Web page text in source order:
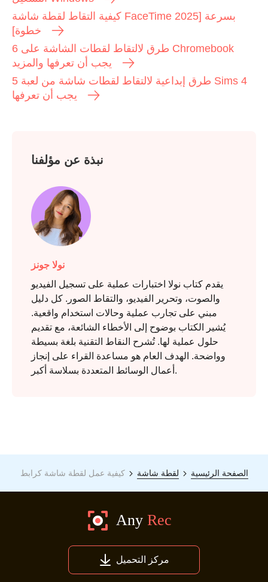
الخطوة 1.
كيفية التقاط لقطة شاشة FaceTime بسرعة [2025
خطوة]
6 طرق لالتقاط لقطات الشاشة على Chromebook
يجب أن تعرفها والمزيد
5 طرق إبداعية لالتقاط لقطات شاشة من لعبة Sims 4
يجب أن تعرفها
نبذة عن مؤلفنا
نولا جونز
يقدم كتاب نولا اختبارات عملية على تسجيل الفيديو
والصوت، وتحرير الفيديو، والتقاط الصور. كل دليل
مبني على تجارب عملية وحالات استخدام واقعية.
يُشير الكتاب بوضوح إلى الأخطاء الشائعة، مع تقديم
حلول عملية لها. تُشرح النقاط التقنية بلغة بسيطة
وواضحة. الهدف العام هو مساعدة القراء على إنجاز
أعمال الوسائط المتعددة بسلاسة أكبر.
الصفحة الرئيسية لقطة شاشة كيفية عمل لقطة شاشة كرابط
مركز التحميل